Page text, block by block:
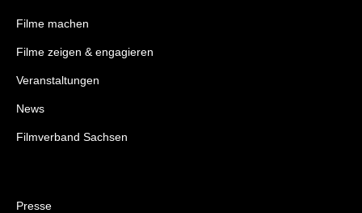
Filme machen
Filme zeigen & engagieren
Veranstaltungen
News
Filmverband Sachsen
Presse